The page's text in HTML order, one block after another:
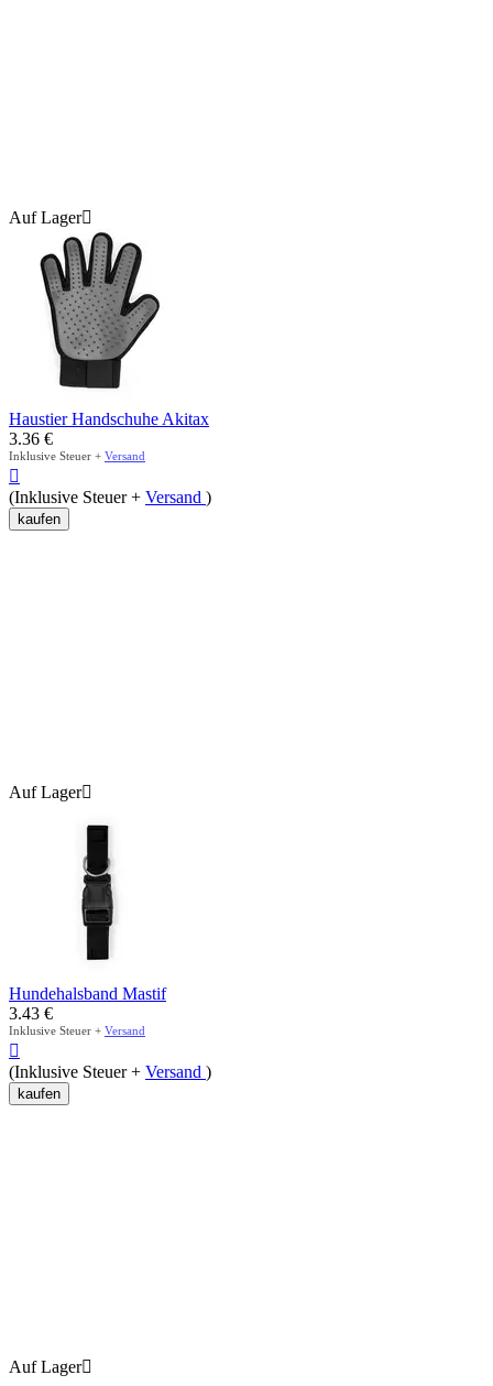
Auf Lager
Haustier Handschuhe Akitax
3.36 €
Inklusive Steuer + Versand

(Inklusive Steuer + Versand )
kaufen
Auf Lager
Hundehalsband Mastif
3.43 €
Inklusive Steuer + Versand

(Inklusive Steuer + Versand )
kaufen
Auf Lager